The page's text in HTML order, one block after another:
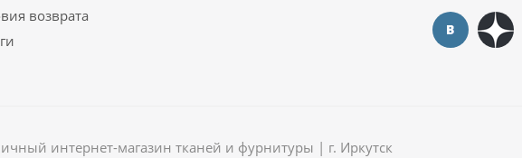
возврата
интернет-магазин тканей и фурнитуры | г. Иркутск